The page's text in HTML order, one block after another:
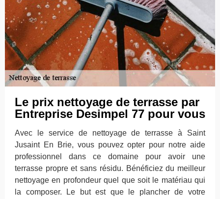
Le prix nettoyage de terrasse par
Entreprise Desimpel 77 pour vous
Avec le service de nettoyage de terrasse à Saint
Jusaint En Brie, vous pouvez opter pour notre aide
professionnel dans ce domaine pour avoir une
terrasse propre et sans résidu. Bénéficiez du meilleur
nettoyage en profondeur quel que soit le matériau qui
la composer. Le but est que le plancher de votre